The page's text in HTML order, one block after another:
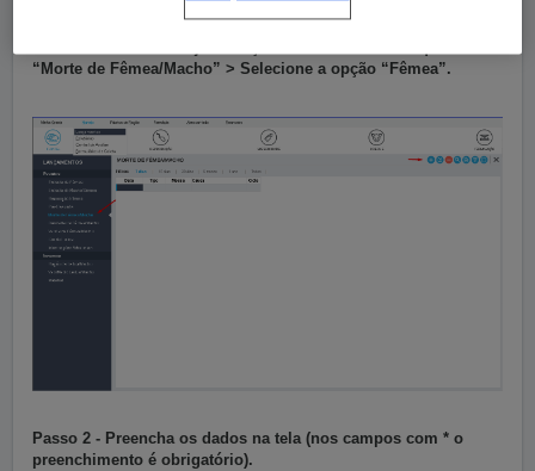
“Morte de Fêmea/Macho” > Selecione a opção “Fêmea”.
Passo 2 - Preencha os dados na tela (nos campos com * o
preenchimento é obrigatório).